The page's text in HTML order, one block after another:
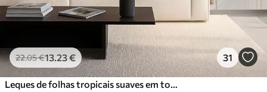
22.05€13 .23€ 31